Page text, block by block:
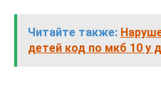
Читайте также:
детей код по мкб 10 у